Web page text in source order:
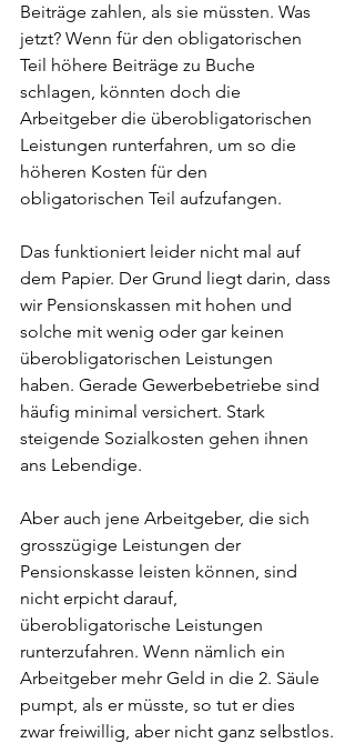
Beiträge zahlen, als sie müssten. Was
jetzt? Wenn für den obligatorischen
Teil höhere Beiträge zu Buche
schlagen, könnten doch die
Arbeitgeber die überobligatorischen
Leistungen runterfahren, um so die
höheren Kosten für den
obligatorischen Teil aufzufangen.
Das funktioniert leider nicht mal auf
dem Papier. Der Grund liegt darin, dass
wir Pensionskassen mit hohen und
solche mit wenig oder gar keinen
überobligatorischen Leistungen
haben. Gerade Gewerbebetriebe sind
häufig minimal versichert. Stark
steigende Sozialkosten gehen ihnen
ans Lebendige.
Aber auch jene Arbeitgeber, die sich
grosszügige Leistungen der
Pensionskasse leisten können, sind
nicht erpicht darauf,
überobligatorische Leistungen
runterzufahren. Wenn nämlich ein
Arbeitgeber mehr Geld in die 2. Säule
pumpt, als er müsste, so tut er dies
zwar freiwillig, aber nicht ganz selbstlos.